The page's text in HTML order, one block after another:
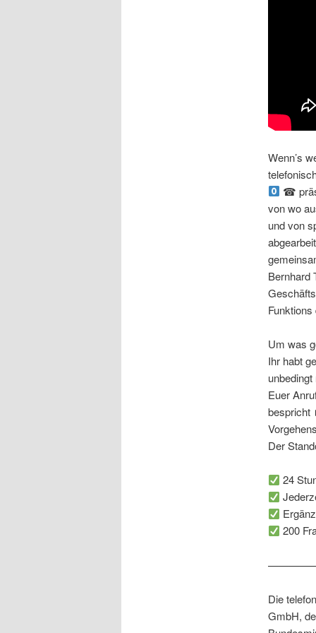
Wenn’s
☎
von wo
und von
Bernhard
Um was
Ihr habt
Euer
bespricht
Der
24
200
Die
GmbH,